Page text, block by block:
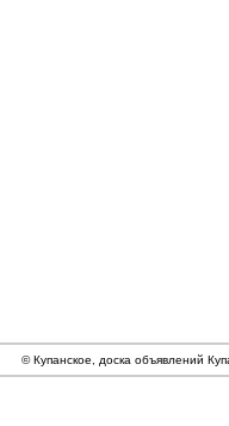
© Купанское, доска объявлений